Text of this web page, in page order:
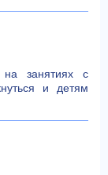
на занятиях с
и детям